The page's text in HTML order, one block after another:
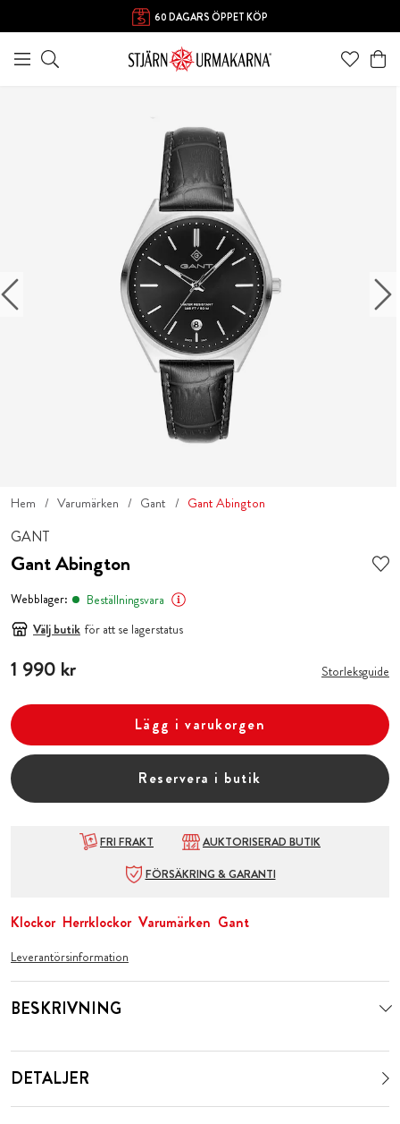
60 DAGARS ÖPPET KÖP
Hem Varumärken Gant Gant Abington
GANT
Gant Abington
Webblager:
Beställningsvara
Välj butik för att se lagerstatus
Pris:1 990 kr
1 990 kr Storleksguide
Lägg i varukorgen
Reservera i butik
FRI FRAKT
AUKTORISERAD BUTIK
FÖRSÄKRING & GARANTI
Klockor Herrklockor Varumärken Gant
Leverantörsinformation
BESKRIVNING
DETALJER